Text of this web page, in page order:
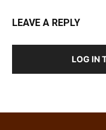
LEAVE A REPLY
LOG IN